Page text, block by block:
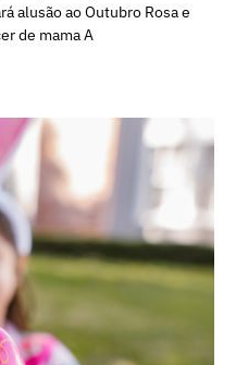
alusão ao Outubro Rosa e
de mama A